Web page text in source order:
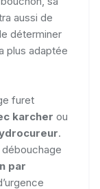
aussi de
déterminer
plus adaptée
furet
karcher ou
.
par